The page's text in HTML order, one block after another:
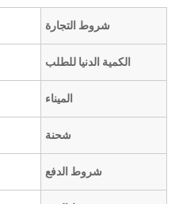
شروط التجارة
الكمية الدنيا للطلب
الميناء
شحنة
شروط الدفع